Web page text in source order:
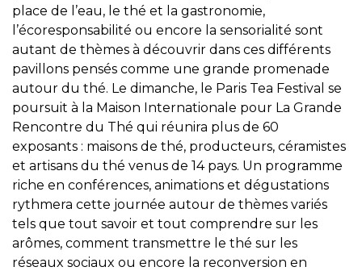
place de l’eau, le thé et la gastronomie,
l’écoresponsabilité ou encore la sensorialité sont
autant de thèmes à découvrir dans ces différents
pavillons pensés comme une grande promenade
autour du thé. Le dimanche, le Paris Tea Festival se
poursuit à la Maison Internationale pour La Grande
Rencontre du Thé qui réunira plus de 60
exposants : maisons de thé, producteurs, céramistes
et artisans du thé venus de 14 pays. Un programme
riche en conférences, animations et dégustations
rythmera cette journée autour de thèmes variés
tels que tout savoir et tout comprendre sur les
arômes, comment transmettre le thé sur les
réseaux sociaux ou encore la reconversion en